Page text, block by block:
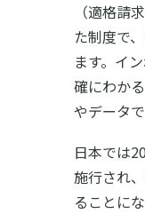
（適格請
た制度で
ます。イ
確にわか
やデータで
日本では
施行され
ることに